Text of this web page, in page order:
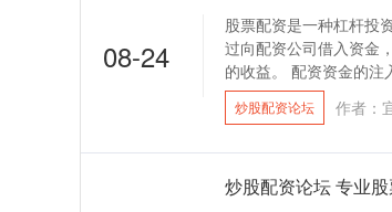
08-24
股票配资是一种杠杆投
过向配资公司借入资金
的收益。 配资资金的注
炒股配资论坛 作者：
炒股配资论坛 专业